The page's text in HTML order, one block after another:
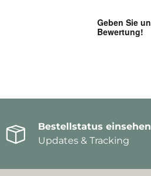
Bestellstatus einsehen
Updates & Tracking